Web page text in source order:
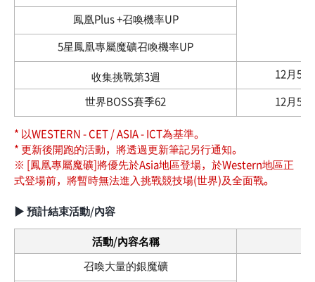
鳳凰Plus +召喚機率UP
5星鳳凰專屬魔礦召喚機率UP
收集挑戰第3週
12月5
世界BOSS賽季62
12月5
* 以WESTERN - CET / ASIA - ICT為基準。
* 更新後開跑的活動，將透過更新筆記另行通知。
※ [鳳凰專屬魔礦]將優先於Asia地區登場，於Western地區正
式登場前，將暫時無法進入挑戰競技場(世界)及全面戰。
▶ 預計結束活動/內容
活動/內容名稱
召喚大量的銀魔礦